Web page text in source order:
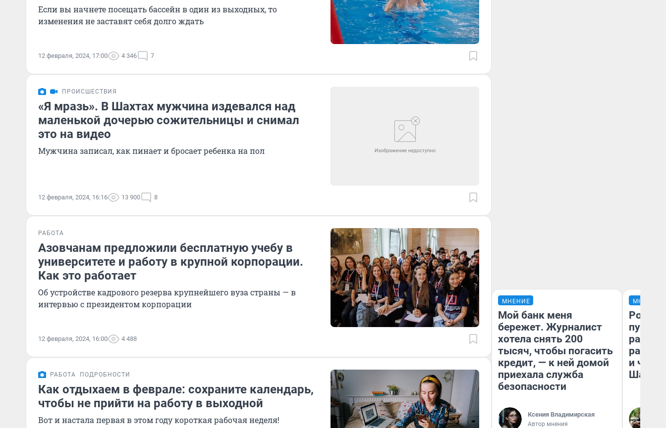
Если вы начнете посещать бассейн в один из выходных, то
изменения не заставят себя долго ждать
12 февраля, 2024, 17:00 4 346 7
ПРОИСШЕСТВИЯ
«Я мразь». В Шахтах мужчина издевался над
маленькой дочерью сожительницы и снимал
это на видео
Мужчина записал, как пинает и бросает ребенка на пол
12 февраля, 2024, 16:16 13 900 8
РАБОТА
Азовчанам предложили бесплатную учебу в
университете и работу в крупной корпорации.
Как это работает
Об устройстве кадрового резерва крупнейшего вуза страны — в
интервью с президентом корпорации
12 февраля, 2024, 16:00 4 488
РАБОТА ПОДРОБНОСТИ
Как отдыхаем в феврале: сохраните календарь,
чтобы не прийти на работу в выходной
Вот и настала первая в этом году короткая рабочая неделя!
МНЕНИЕ
Мой банк меня
бережет. Журналист
хотела снять 200
тысяч, чтобы погасить
кредит, — к ней домой
приехала служба
безопасности
Ксения Владимирская
Автор мнения
МНЕНИЕ
и чем